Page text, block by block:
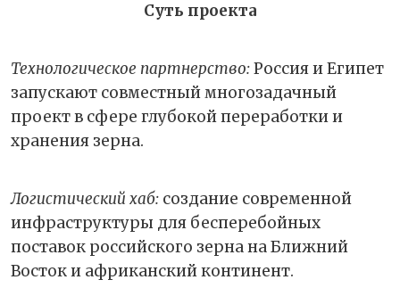
Суть проекта
Технологическое партнерство:Россия и Египет
запускают совместный многозадачный
проект в сфере глубокой переработки и
хранения зерна.
Логистический хаб: создание современной
инфраструктуры для бесперебойных
поставок российского зерна на Ближний
Восток и африканский континент.